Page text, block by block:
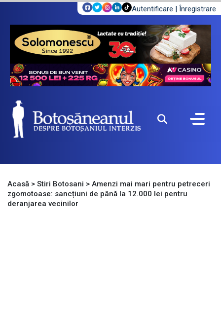
Autentificare | Înregistrare
Acasă > Stiri Botosani > Amenzi mai mari pentru petreceri
zgomotoase: sancțiuni de până la 12.000 lei pentru
deranjarea vecinilor